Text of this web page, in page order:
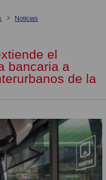
Noticias
el
bancaria a
de la